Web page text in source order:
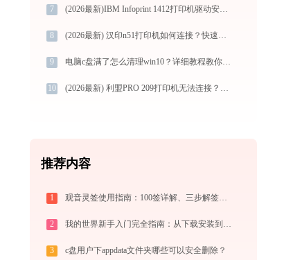
7 (2026最新)IBM Infoprint 1412打印机驱动安装不再难，跟着这些步骤一学就会
8 (2026最新) 汉印n51打印机如何连接？快速解决方法 - 金山毒霸
9 电脑c盘满了怎么清理win10？详细教程教你轻松解决
10 (2026最新) 利盟PRO 209打印机无法连接？教你解决方法！-金山毒霸
推荐内容
1 观音灵签使用指南：100签详解、三步解签法与六大场景解读
2 我的世界新手入门完全指南：从下载安装到生存第一天，一篇讲透
3 c盘用户下appdata文件夹哪些可以安全删除？